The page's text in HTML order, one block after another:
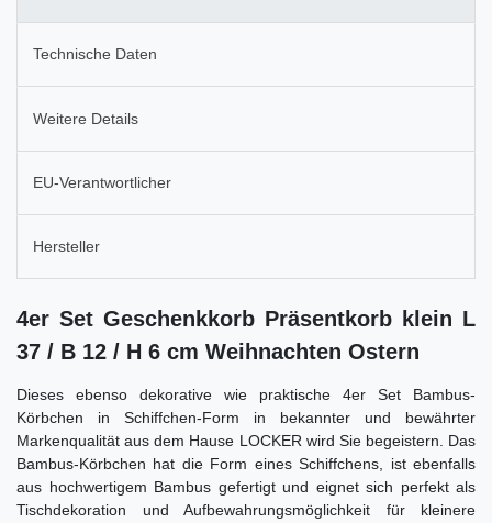
Technische Daten
Weitere Details
EU-Verantwortlicher
Hersteller
4er Set Geschenkkorb Präsentkorb klein L
37 / B 12 / H 6 cm Weihnachten Ostern
Dieses ebenso dekorative wie praktische 4er Set Bambus-
Körbchen in Schiffchen-Form in bekannter und bewährter
Markenqualität aus dem Hause LOCKER wird Sie begeistern. Das
Bambus-Körbchen hat die Form eines Schiffchens, ist ebenfalls
aus hochwertigem Bambus gefertigt und eignet sich perfekt als
Tischdekoration und Aufbewahrungsmöglichkeit für kleinere